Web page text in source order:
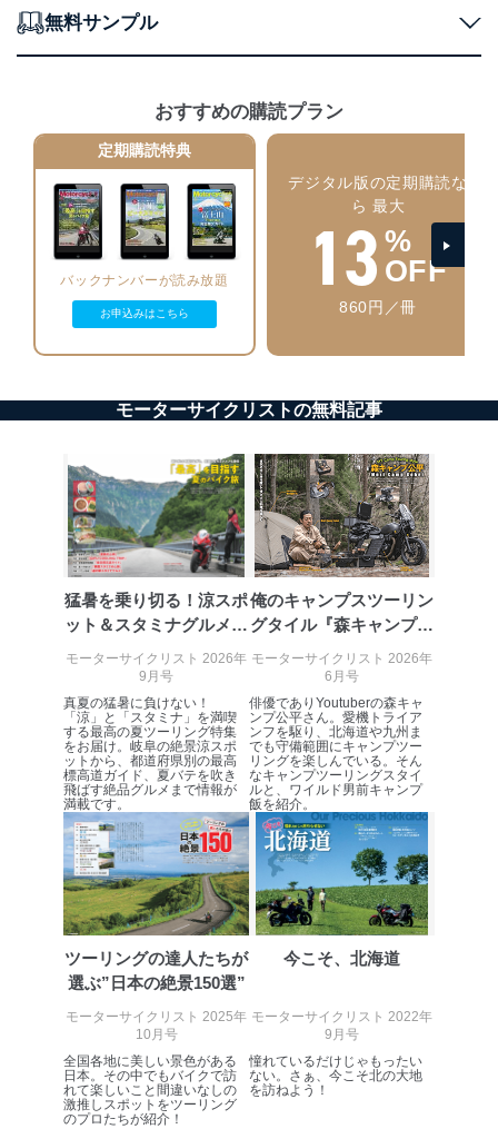
個人データを取り扱う機器等にセキュリティ対策
ソフトウェア等を導入し、自動更新 機能等の活用
により、これを最新状態としています。
情報システムの使用に伴う漏洩等の防止
メール等により個人データの含まれるファイルを
送信する場合に、当該ファイルへのパスワードを
設定しています。
個人情報保護マネジメントシステムの継続的改善
じて、個人情報保護マネジメントシステムを継続的に改
苦情及び相談受付け窓口
貴殿の個人情報及び当社の個人情報保護マネジメントシ
ステムに関するご相談及び苦情については以下までご連
絡ください。
適切、かつ迅速に対応させていただきます。
株式会社富士山マガジンサービス 個人情報問い合わせ
係
TEL：0570-200-223
FAX：03-5459-7073
e-mail：cs@fujisan.co.jp
改訂：2025年2月20日
制定：2005年4月1日
株式会社富士山マガジンサービス
代表取締役会長 西野 伸一郎
個人情報の取扱いについて
１．個人情報保護管理者
当社は以下の個人情報保護管理者を設置し、個人情報保
護管理者の責任のもと、個人情報を取得・アクセス・利
用・提供・管理いたします。
東京都渋谷区南平台町16-11
株式会社富士山マガジンサービス
代表取締役会長 西野 伸一郎
個人情報保護管理者: 経営管理グループディレクター 前
２．利用目的
当社が取り扱う開示対象個人情報の利用目的は次のとお
無料サンプル
おすすめの購読プラン
定期購読特典
バックナンバーが読み放題
お申込みはこちら
デジタル版の定期購読な
ら 最大
13 %
OFF
860円／冊
モーターサイクリストの無料記事
猛暑を乗り切る！涼スポ
ット＆スタミナグルメを
巡る「最高...
モーターサイクリスト 2026年
9月号
真夏の猛暑に負けない！
「涼」と「スタミナ」を満喫
する最高の夏ツーリング特集
をお届け。岐阜の絶景涼スポ
ットから、都道府県別の最高
標高道ガイド、夏バテを吹き
飛ばす絶品グルメまで情報が
満載です。
俺のキャンプスツーリン
グタイル『森キャンプ公
平』
モーターサイクリスト 2026年
6月号
俳優でありYoutuberの森キャ
ンプ公平さん。愛機トライア
ンフを駆り、北海道や九州ま
でも守備範囲にキャンプツー
リングを楽しんでいる。そん
なキャンプツーリングスタイ
ルと、ワイルド男前キャンプ
飯を紹介。
ツーリングの達人たちが
選ぶ”日本の絶景150選”
モーターサイクリスト 2025年
10月号
全国各地に美しい景色がある
日本。その中でもバイクで訪
れて楽しいこと間違いなしの
激推しスポットをツーリング
のプロたちが紹介！
今こそ、北海道
モーターサイクリスト 2022年
9月号
憧れているだけじゃもったい
ない。さぁ、今こそ北の大地
を訪ねよう！